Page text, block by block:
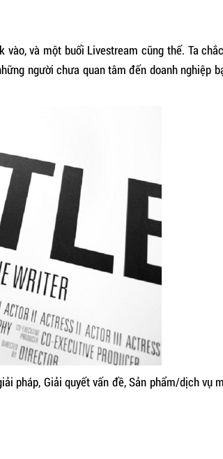
và một buổi Livestream cũng thế. Ta
người chưa quan tâm đến doanh nghiệp
pháp, Giải quyết vấn đề, Sản phẩm/dịch vụ